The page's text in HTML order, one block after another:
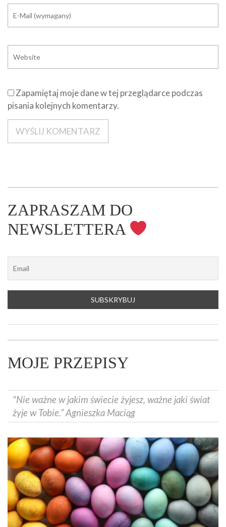
Zapamiętaj moje dane w tej przeglądarce podczas
pisania kolejnych komentarzy.
ZAPRASZAM DO
NEWSLETTERA
MOJE PRZEPISY
"Nie ważne w jakim świecie żyjesz, ważne jaki świat
żyje w Tobie.” Agnieszka Maciąg